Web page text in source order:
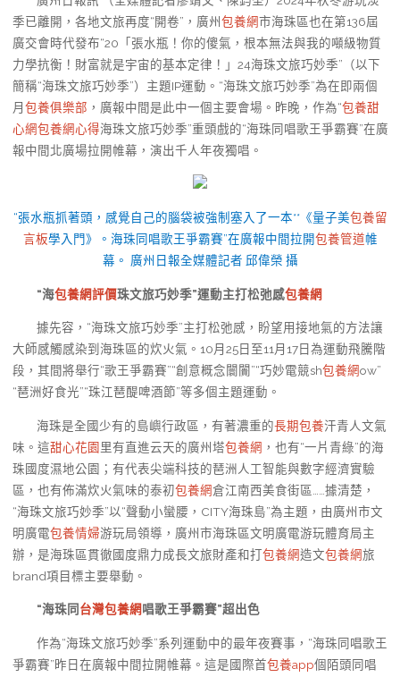
季已離開，各地文旅再度“開卷”，廣州包養網市海珠區也在第136屆
廣交會時代發布“20「張水瓶！你的傻氣，根本無法與我的噸級物質
力學抗衡！財富就是宇宙的基本定律！」24海珠文旅巧妙季”（以下
簡稱“海珠文旅巧妙季”）主題IP運動。“海珠文旅巧妙季”為在即兩個
月 包養俱樂部 ，廣報中間是此中一個主要會場。昨晚，作為“包養甜
心網包養網心得海珠文旅巧妙季”重頭戲的“海珠同唱歌王爭霸賽”在廣
報中間北廣場拉開帷幕，演出千人年夜獨唱。
“張水瓶抓著頭，感覺自己的腦袋被強制塞入了一本**《量子美包養留
言板學入門》。海珠同唱歌王爭霸賽”在廣報中間拉開包養管道帷
幕。 廣州日報全媒體記者 邱偉榮 攝
“海包養網評價珠文旅巧妙季”運動主打松弛感包養網
據先容，“海珠文旅巧妙季”主打松弛感，盼望用接地氣的方法讓
大師感觸感染到海珠區的炊火氣。10月25日至11月17日為運動飛騰階
段，其間將舉行“歌王爭霸賽”“創意概念闤闠”“巧妙電競sh包養網ow”
“琶洲好食光”“珠江琶醍啤酒節”等多個主題運動。
海珠是全國少有的島嶼行政區，有著濃重的長期包養汗青人文氣
味。這甜心花園里有直進云天的廣州塔包養網 ，也有“一片青綠”的海
珠國度濕地公園；有代表尖端科技的琶洲人工智能與數字經濟實驗
區，也有佈滿炊火氣味的泰初包養網倉江南西美食街區……據清楚，
“海珠文旅巧妙季”以“聲動小蠻腰，CITY海珠島”為主題，由廣州市文
明廣電包養情婦游玩局領導，廣州市海珠區文明廣電游玩體育局主
辦，是海珠區貫徹國度鼎力成長文旅財產和打包養網造文包養網旅
brand項目標主要舉動。
“海珠同台灣包養網唱歌王爭霸賽”超出色
作為“海珠文旅巧妙季”系列運動中的最年夜賽事，“海珠同唱歌王
爭霸賽”昨日在廣報中間拉開帷幕。這是國際首包養app個陌頭同唱